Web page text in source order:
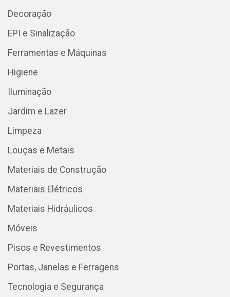
Decoração
EPI e Sinalização
Ferramentas e Máquinas
Higiene
Iluminação
Jardim e Lazer
Limpeza
Louças e Metais
Materiais de Construção
Materiais Elétricos
Materiais Hidráulicos
Móveis
Pisos e Revestimentos
Portas, Janelas e Ferragens
Tecnologia e Segurança